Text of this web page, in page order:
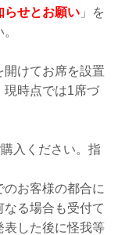
らせとお願い 」を
けてお席を設置
現時点では1席づ
入ください。指
お客様の都合に
る場合も受付て
表した後に怪我等